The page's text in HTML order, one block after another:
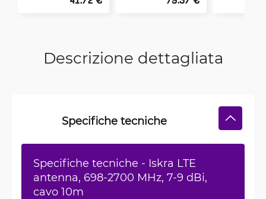
Descrizione dettagliata
Specifiche tecniche
Specifiche tecniche - Iskra LTE
antenna, 698-2700 MHz, 7-9 dBi,
cavo 10m